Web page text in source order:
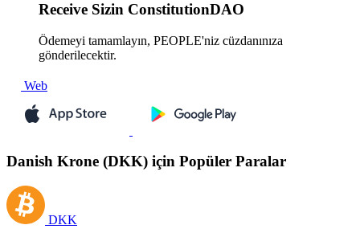
Receive Sizin ConstitutionDAO
Ödemeyi tamamlayın, PEOPLE'niz cüzdanınıza
gönderilecektir.
Web
Danish Krone (DKK) için Popüler Paralar
DKK